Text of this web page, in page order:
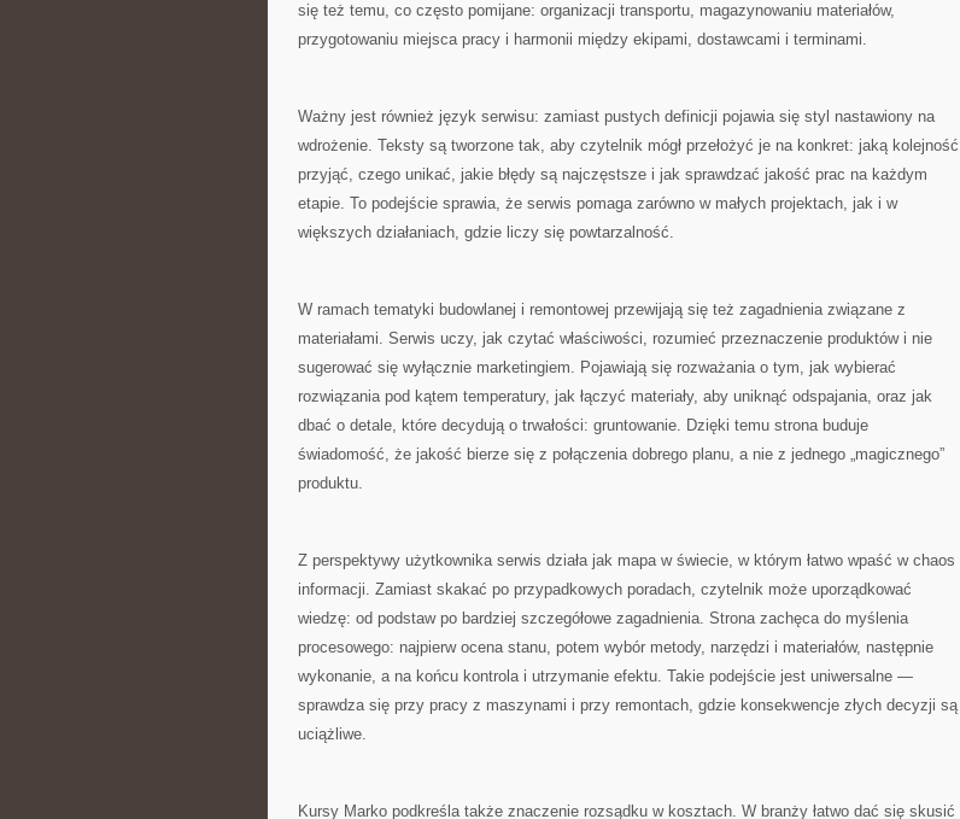
się też temu, co często pomijane: organizacji transportu, magazynowaniu materiałów,
przygotowaniu miejsca pracy i harmonii między ekipami, dostawcami i terminami.
Ważny jest również język serwisu: zamiast pustych definicji pojawia się styl nastawiony na
wdrożenie. Teksty są tworzone tak, aby czytelnik mógł przełożyć je na konkret: jaką kolejność
przyjąć, czego unikać, jakie błędy są najczęstsze i jak sprawdzać jakość prac na każdym
etapie. To podejście sprawia, że serwis pomaga zarówno w małych projektach, jak i w
większych działaniach, gdzie liczy się powtarzalność.
W ramach tematyki budowlanej i remontowej przewijają się też zagadnienia związane z
materiałami. Serwis uczy, jak czytać właściwości, rozumieć przeznaczenie produktów i nie
sugerować się wyłącznie marketingiem. Pojawiają się rozważania o tym, jak wybierać
rozwiązania pod kątem temperatury, jak łączyć materiały, aby uniknąć odspajania, oraz jak
dbać o detale, które decydują o trwałości: gruntowanie. Dzięki temu strona buduje
świadomość, że jakość bierze się z połączenia dobrego planu, a nie z jednego „magicznego”
produktu.
Z perspektywy użytkownika serwis działa jak mapa w świecie, w którym łatwo wpaść w chaos
informacji. Zamiast skakać po przypadkowych poradach, czytelnik może uporządkować
wiedzę: od podstaw po bardziej szczegółowe zagadnienia. Strona zachęca do myślenia
procesowego: najpierw ocena stanu, potem wybór metody, narzędzi i materiałów, następnie
wykonanie, a na końcu kontrola i utrzymanie efektu. Takie podejście jest uniwersalne —
sprawdza się przy pracy z maszynami i przy remontach, gdzie konsekwencje złych decyzji są
uciążliwe.
Kursy Marko podkreśla także znaczenie rozsądku w kosztach. W branży łatwo dać się skusić